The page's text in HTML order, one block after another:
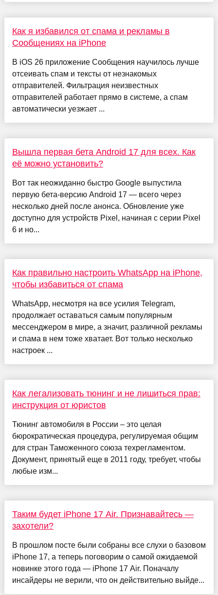
Как я избавился от спама и рекламы в
Сообщениях на iPhone
В iOS 26 приложение Сообщения научилось лучше
отсеивать спам и тексты от незнакомых
отправителей. Фильтрация неизвестных
отправителей работает прямо в системе, а спам
автоматически уезжает ...
Вышла первая бета Android 17 для всех. Как
её можно установить?
Вот так неожиданно быстро Google выпустила
первую бета-версию Android 17 — всего через
несколько дней после анонса. Обновление уже
доступно для устройств Pixel, начиная с серии Pixel
6 и но...
Как правильно настроить WhatsApp на iPhone,
чтобы избавиться от спама
WhatsApp, несмотря на все усилия Telegram,
продолжает оставаться самым популярным
мессенджером в мире, а значит, различной рекламы
и спама в нем тоже хватает. Вот только несколько
настроек ...
Как легализовать тюнинг и не лишиться прав:
инструкция от юристов
Тюнинг автомобиля в России – это целая
бюрократическая процедура, регулируемая общим
для стран Таможенного союза техрегламентом.
Документ, принятый еще в 2011 году, требует, чтобы
любые изм...
Таким будет iPhone 17 Air. Признавайтесь —
захотели?
В прошлом посте были собраны все слухи о базовом
iPhone 17, а теперь поговорим о самой ожидаемой
новинке этого года — iPhone 17 Air. Поначалу
инсайдеры не верили, что он действительно выйде...